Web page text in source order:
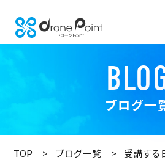
ブログ一
TOP ブログ一覧 受講する